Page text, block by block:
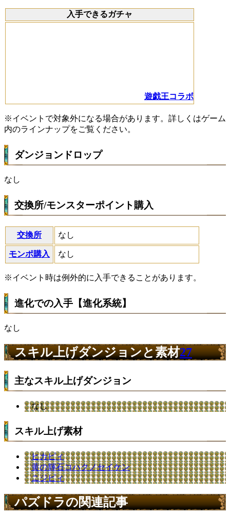
入手できるガチャ
遊戯王コラボ
※イベントで対象外になる場合があります。詳しくはゲーム
内のラインナップをご覧ください。
ダンジョンドロップ
なし
交換所/モンスターポイント購入
交換所 なし
モンポ購入 なし
※イベント時は例外的に入手できることがあります。
進化での入手【進化系統】
なし
スキル上げダンジョンと素材27
主なスキル上げダンジョン
なし
スキル上げ素材
ヒカピィ
黄の輝石コハクノセイケン
ニジピィ
パズドラの関連記事